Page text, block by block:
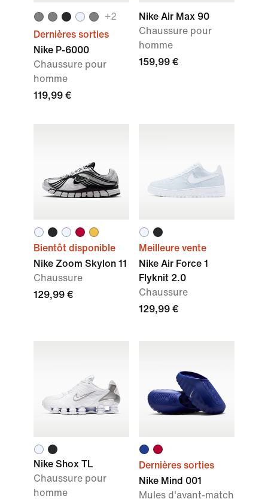
+2
Dernières sorties
Nike P-6000
Chaussure pour
homme
119,99 €
Nike Air Max 90
Chaussure pour
homme
159,99 €
Bientôt disponible
Nike Zoom Skylon 11
Chaussure
129,99 €
Meilleure vente
Nike Air Force 1
Flyknit 2.0
Chaussure
129,99 €
Nike Shox TL
Chaussure pour
homme
Dernières sorties
Nike Mind 001
Mules d'avant-match